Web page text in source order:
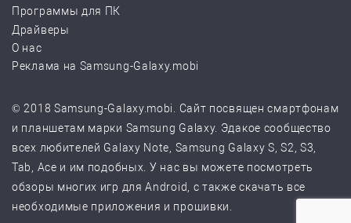
Программы для ПК
Драйверы
О нас
Реклама на Samsung-Galaxy.mobi
© 2018 Samsung-Galaxy.mobi. Сайт посвящен смартфонам
и планшетам марки Samsung Galaxy. Эдакое сообщество
всех любителей Galaxy Note, Samsung Galaxy S, S2, S3,
Tab, Ace и им подобных. У нас вы можете посмотреть
обзоры многих игр для Android, с также скачать все
необходимые приложения и прошивки.